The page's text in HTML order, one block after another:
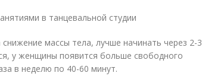
в танцевальной студии
массы тела, лучше начинать через 2-3
у женщины появится больше свободного
в неделю по 40-60 минут.